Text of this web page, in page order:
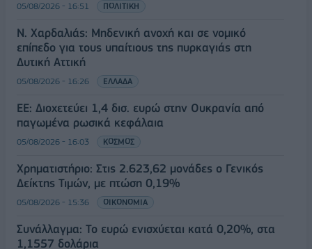
05/08/2026 - 16:51 ΠΟΛΙΤΙΚΗ
Ν. Χαρδαλιάς: Μηδενική ανοχή και σε νομικό
επίπεδο για τους υπαίτιους της πυρκαγιάς στη
Δυτική Αττική
05/08/2026 - 16:26 ΕΛΛΑΔΑ
ΕΕ: Διοχετεύει 1,4 δισ. ευρώ στην Ουκρανία από
παγωμένα ρωσικά κεφάλαια
05/08/2026 - 16:03 ΚΟΣΜΟΣ
Χρηματιστήριο: Στις 2.623,62 μονάδες ο Γενικός
Δείκτης Τιμών, με πτώση 0,19%
05/08/2026 - 15:36 ΟΙΚΟΝΟΜΙΑ
Συνάλλαγμα: Το ευρώ ενισχύεται κατά 0,20%, στα
1,1557 δολάρια